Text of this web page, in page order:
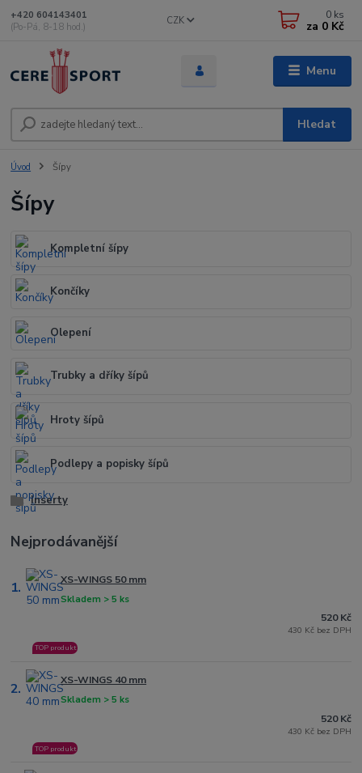
Menu
CZK
Hledat
+420 604143401
(Po-Pá, 8-18 hod.)
0 ks
za 0 Kč
Úvod Šípy
Šípy
Kompletní šípy
Končíky
Olepení
Trubky a dříky šípů
Hroty šípů
Podlepy a popisky šípů
Inserty
Nejprodávanější
1. XS-WINGS 50 mm
Skladem > 5 ks
TOP produkt
520 Kč
430 Kč bez DPH
2. XS-WINGS 40 mm
Skladem > 5 ks
TOP produkt
520 Kč
430 Kč bez DPH